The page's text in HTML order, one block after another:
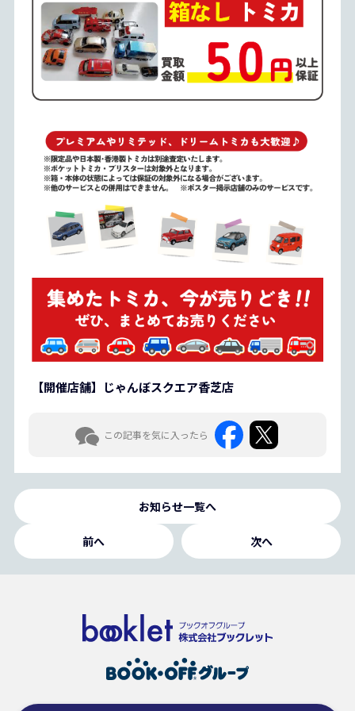
【開催店舗】じゃんぼスクエア香芝店
この記事を気に入ったら
お知らせ一覧へ
前へ 次へ